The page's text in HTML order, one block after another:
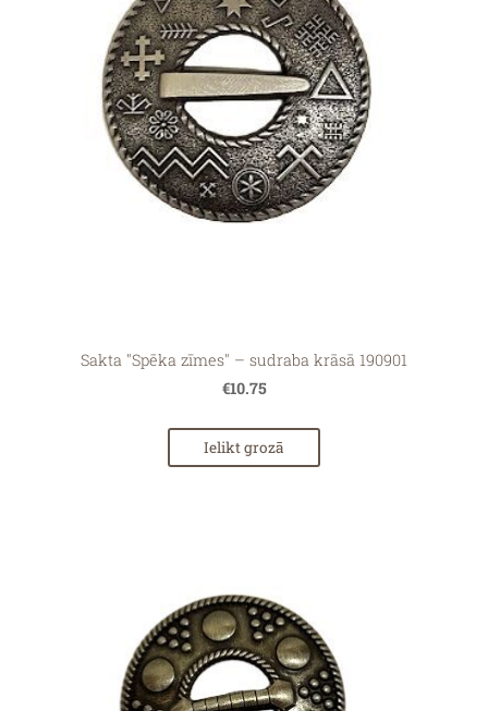
Sakta "Spēka zīmes" – sudraba krāsā 190901
€10.75
Ielikt grozā